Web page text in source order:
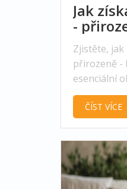
Jak
-
rady
Zjistěte, jak
přirozeně -
esenciální
proč to
ČÍST VÍCE